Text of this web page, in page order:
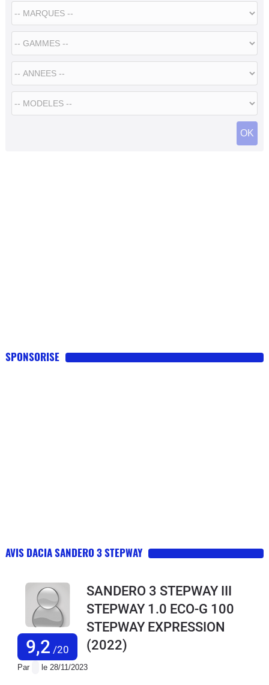
SPONSORISE
AVIS DACIA SANDERO 3 STEPWAY
9,2 /20
SANDERO 3 STEPWAY III
STEPWAY 1.0 ECO-G 100
STEPWAY EXPRESSION
(2022)
Par le 28/11/2023